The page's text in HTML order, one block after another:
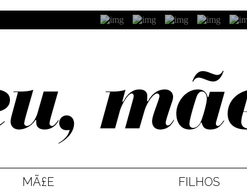
MÃ£E FILHOS